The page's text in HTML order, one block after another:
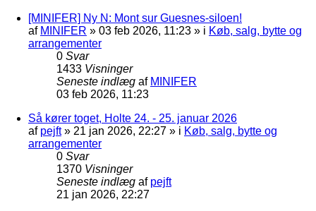
[MINIFER] Ny N: Mont sur Guesnes-siloen!
af MINIFER » 03 feb 2026, 11:23 » i Køb, salg, bytte og
arrangementer
0 Svar
1433 Visninger
Seneste indlæg af MINIFER
03 feb 2026, 11:23
Så kører toget, Holte 24. - 25. januar 2026
af pejft» 21 jan 2026, 22:27 » i Køb, salg, bytte og
arrangementer
0 Svar
1370 Visninger
Seneste indlæg af pejft
21 jan 2026, 22:27